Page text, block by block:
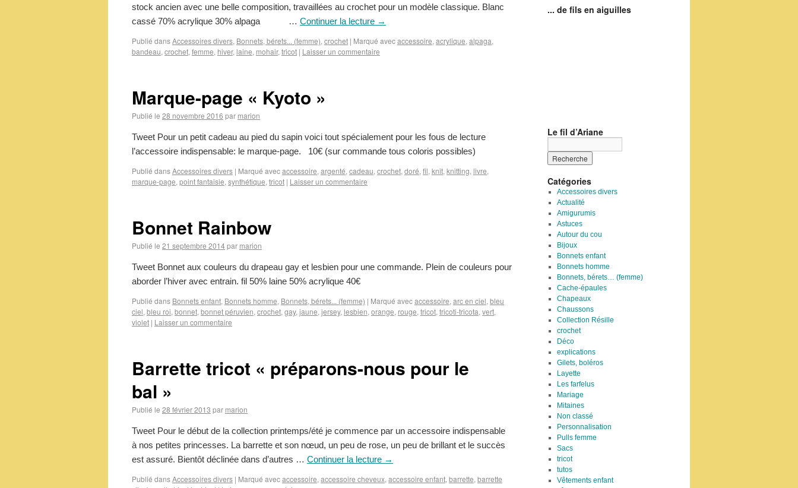
stock ancien avec une belle composition, travaillées au crochet pour un modèle classique. Blanc
cassé 70% acrylique 30% alpaga … Continuer la lecture →
Publié dansAccessoires divers, Bonnets, bérets... (femme), crochet | Marqué avecaccessoire, acrylique, alpaga,
bandeau, crochet, femme, hiver, laine, mohair, tricot | Laisser un commentaire
Marque-page « Kyoto »
Publié le 28 novembre 2016 par marion
Tweet Pour un petit cadeau au pied du sapin voici tout spécialement pour les fous de lecture
l’accessoire indispensable: le marque-page. 10€ (sur commande tous coloris possibles)
Publié dansAccessoires divers | Marqué avecaccessoire, argenté, cadeau, crochet, doré, fil, knit, knitting, livre,
marque-page, point fantaisie, synthétique, tricot | Laisser un commentaire
Bonnet Rainbow
Publié le 21 septembre 2014par marion
Tweet Bonnet aux couleurs du drapeau gay et lesbien pour une commande. Plein de couleurs pour
aborder l’hiver avec entrain. fil 50% laine 50% acrylique 40€
Publié dans Bonnets enfant, Bonnets homme, Bonnets, bérets... (femme) | Marqué avecaccessoire, arc en ciel, bleu
ciel, bleu roi, bonnet, bonnet péruvien, crochet, gay, jaune, jersey, lesbien, orange, rouge, tricot, tricoti-tricota, vert,
violet | Laisser un commentaire
Barrette tricot « préparons-nous pour le
bal »
Publié le 28 février 2013 par marion
Tweet Pour le début de la collection printemps/été je commence par un accessoire indispensable
à nos petites princesses. La barrette et son nœud, un peu de rose, un peu de brillant et le succès
est assuré. Bientôt déclinée dans d’autres … Continuer la lecture →
Publié dansAccessoires divers | Marqué avecaccessoire, accessoire cheveux, accessoire enfant, barrette, barrette
... de fils en aiguilles
Le fil d’Ariane
Catégories
Accessoires divers
Actualité
Amigurumis
Astuces
Autour du cou
Bijoux
Bonnets enfant
Bonnets homme
Bonnets, bérets… (femme)
Cache-épaules
Chapeaux
Chaussons
Collection Résille
crochet
Déco
explications
Gilets, boléros
Layette
Les farfelus
Mariage
Mitaines
Non classé
Personnalisation
Pulls femme
Sacs
tricot
tutos
Vêtements enfant